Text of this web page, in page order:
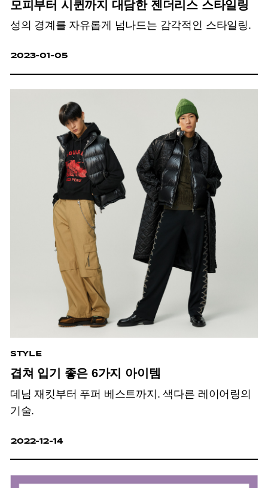
모피부터 시퀸까지 대담한 젠더리스 스타일링
성의 경계를 자유롭게 넘나드는 감각적인 스타일링.
2023-01-05
STYLE
겹쳐 입기 좋은 6가지 아이템
데님 재킷부터 푸퍼 베스트까지. 색다른 레이어링의
기술.
2022-12-14